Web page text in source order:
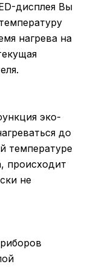
дисплея Вы
нагрева на
эко-
до
температуре
происходит
не